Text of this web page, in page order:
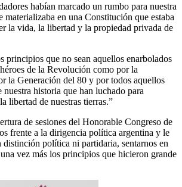
habían marcado un rumbo para nuestra
materializaba en una Constitución que estaba
la vida, la libertad y la propiedad privada de
principios que no sean aquellos enarbolados
de la Revolución como por la
la Generación del 80 y por todos aquellos
nuestra historia que han luchado para
libertad de nuestras tierras.”
de sesiones del Honorable Congreso de
frente a la dirigencia política argentina y le
distinción política ni partidaria, sentarnos en
vez más los principios que hicieron grande